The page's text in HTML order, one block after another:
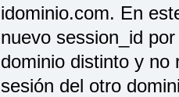
idominio.com. En
nuevo session_id
dominio distinto y no
sesión del otro